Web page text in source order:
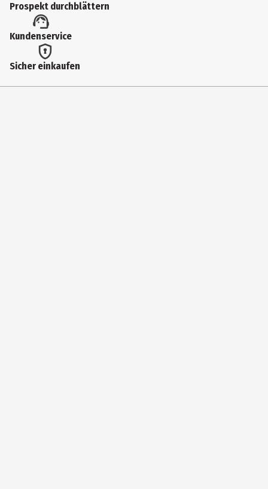
Hersteller
Glow 2B Germany GmbH
Herstelleradresse
Prospekt durchblättern
Kundenservice
Sicher einkaufen